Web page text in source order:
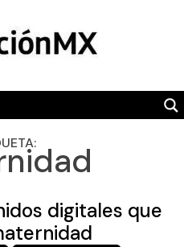
SECTION
digitales que